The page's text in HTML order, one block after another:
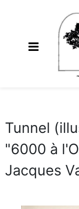
Tunnel
"6000 à
Jacques